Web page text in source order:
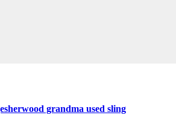
grandma used sling